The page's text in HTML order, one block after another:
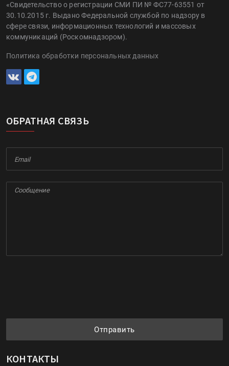
«Свидетельство о регистрации СМИ ПИ № ФС77-63551 от
30.10.2015 г. Выдано Федеральной службой по надзору в
сфере связи, информационных технологий и массовых
коммуникаций (Роскомнадзором).
Политика обработки персональных данных
ОБРАТНАЯ СВЯЗЬ
Отправить
КОНТАКТЫ